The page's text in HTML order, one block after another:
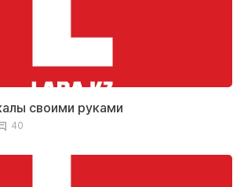
своими руками
40